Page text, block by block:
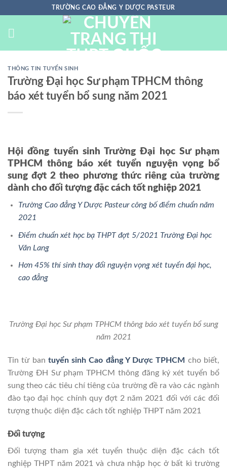
nội
TRƯỜNG CAO ĐẲNG Y DƯỢC PASTEUR
THÔNG TIN TUYỂN SINH
Trường Đại học Sư phạm TPHCM thông
báo xét tuyển bổ sung năm 2021
Hội đồng tuyển sinh Trường Đại học Sư phạm
TPHCM thông báo xét tuyển nguyện vọng bổ
sung đợt 2 theo phương thức riêng của trường
dành cho đối tượng đặc cách tốt nghiệp 2021
Trường Cao đẳng Y Dược Pasteur công bố điểm chuẩn năm
2021
Điểm chuẩn xét học bạ THPT đợt 5/2021 Trường Đại học
Văn Lang
Hơn 45% thí sinh thay đổi nguyện vọng xét tuyển đại học,
cao đẳng
Trường Đại học Sư phạm TPHCM thông báo xét tuyển bổ sung
năm 2021
Tin từ ban tuyển sinh Cao đẳng Y Dược TPHCM cho biết,
Trường ĐH Sư phạm TPHCM thông đăng ký xét tuyển bổ
sung theo các tiêu chí tiêng của trường đề ra vào các ngành
đào tạo đại học chính quy đợt 2 năm 2021 đối với các đối
tượng thuộc diện đặc cách tốt nghiệp THPT năm 2021
Đối tượng
Đối tượng tham gia xét tuyển thuộc diện đặc cách tốt
nghiệp THPT năm 2021 và chưa nhập học ở bất kì trường